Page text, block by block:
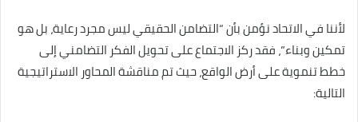
لأننا في الاتحاد نؤمن بأن “التضامن الحقيقي ليس مجرد رعاية، بل هو
تمكين وبناء”، فقد ركز الاجتماع على تحويل الفكر التضامني إلى
خطط تنموية على أرض الواقع، حيث تم مناقشة المحاور الاستراتيجية
التالية: